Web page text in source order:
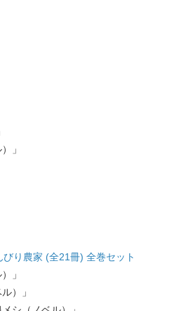
」
り農家 (全21冊) 全巻セット
」
）」